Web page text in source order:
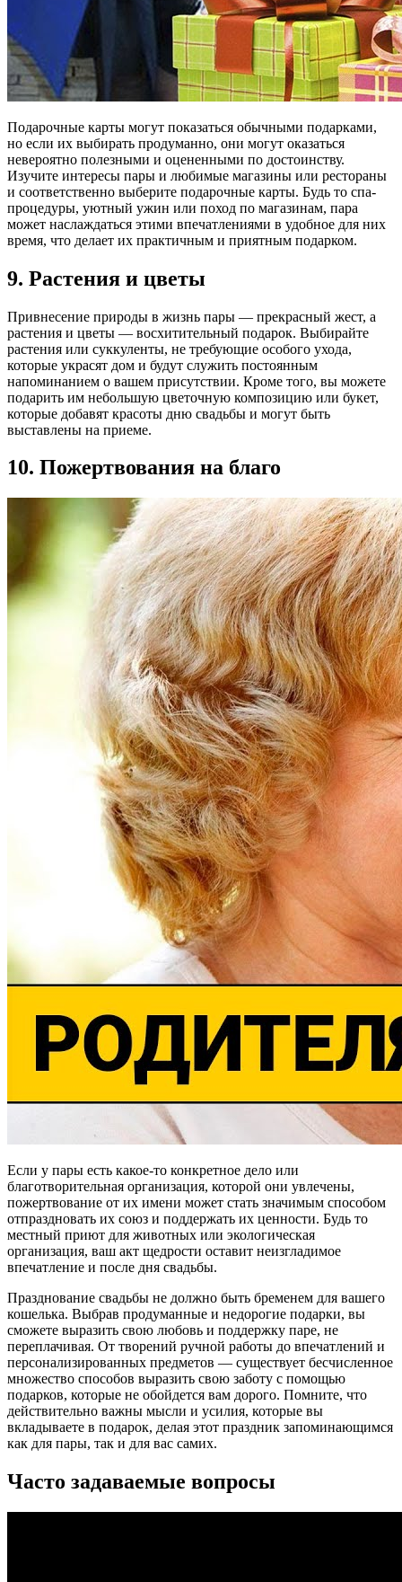
Подарочные карты могут показаться обычными подарками,
но если их выбирать продуманно, они могут оказаться
невероятно полезными и оцененными по достоинству.
Изучите интересы пары и любимые магазины или рестораны
и соответственно выберите подарочные карты. Будь то спа-
процедуры, уютный ужин или поход по магазинам, пара
может наслаждаться этими впечатлениями в удобное для них
время, что делает их практичным и приятным подарком.
9. Растения и цветы
Привнесение природы в жизнь пары — прекрасный жест, а
растения и цветы — восхитительный подарок. Выбирайте
растения или суккуленты, не требующие особого ухода,
которые украсят дом и будут служить постоянным
напоминанием о вашем присутствии. Кроме того, вы можете
подарить им небольшую цветочную композицию или букет,
которые добавят красоты дню свадьбы и могут быть
выставлены на приеме.
10. Пожертвования на благо
Если у пары есть какое-то конкретное дело или
благотворительная организация, которой они увлечены,
пожертвование от их имени может стать значимым способом
отпраздновать их союз и поддержать их ценности. Будь то
местный приют для животных или экологическая
организация, ваш акт щедрости оставит неизгладимое
впечатление и после дня свадьбы.
Празднование свадьбы не должно быть бременем для вашего
кошелька. Выбрав продуманные и недорогие подарки, вы
сможете выразить свою любовь и поддержку паре, не
переплачивая. От творений ручной работы до впечатлений и
персонализированных предметов — существует бесчисленное
множество способов выразить свою заботу с помощью
подарков, которые не обойдется вам дорого. Помните, что
действительно важны мысли и усилия, которые вы
вкладываете в подарок, делая этот праздник запоминающимся
как для пары, так и для вас самих.
Часто задаваемые вопросы